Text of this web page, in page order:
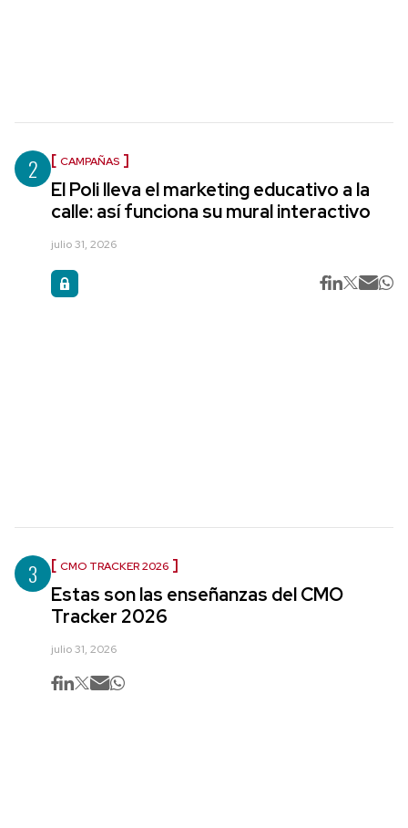
2 CAMPAÑAS
El Poli lleva el marketing educativo a la
calle: así funciona su mural interactivo
julio 31, 2026
3 CMO TRACKER 2026
Estas son las enseñanzas del CMO
Tracker 2026
julio 31, 2026